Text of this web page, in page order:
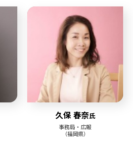
久保 春奈氏
事務局・広報
（福岡県）